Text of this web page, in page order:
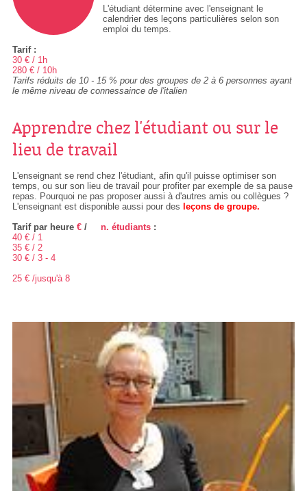
L'étudiant détermine avec l'enseignant le
calendrier des leçons particulières selon son
emploi du temps.
Tarif :
30 € / 1h
280 € / 10h
Tarifs réduits de 10 - 15 % pour des groupes de 2 à 6 personnes ayant
le même niveau de connessaince de l'italien
Apprendre chez l'étudiant ou sur le
lieu de travail
L'enseignant se rend chez l'étudiant, afin qu'il puisse optimiser son
temps, ou sur son lieu de travail pour profiter par exemple de sa pause
repas. Pourquoi ne pas proposer aussi à d'autres amis ou collègues ?
L'enseignant est disponible aussi pour des leçons de groupe.
Tarif par heure €/ n. étudiants:
40 € / 1
35 € / 2
30 € / 3 - 4
25 € /jusqu'à 8